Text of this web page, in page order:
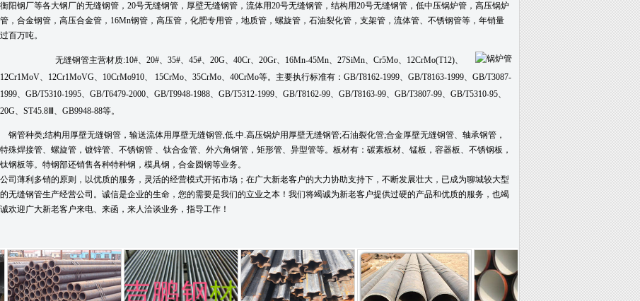
衡阳钢厂等各大钢厂的无缝钢管，20号无缝钢管，厚壁无缝钢管，流体用20号无缝钢管，结构用20号无缝钢管，低中压锅炉管，高压锅炉
管，合金钢管，高压合金管，16Mn钢管，高压管，化肥专用管，地质管，螺旋管，石油裂化管，支架管，流体管、不锈钢管等，年销量
过百万吨。
无缝钢管主营材质:10#、20#、35#、45#、20G、40Cr、20Gr、16Mn-45Mn、27SiMn、Cr5Mo、12CrMo(T12)、
12Cr1MoV、12Cr1MoVG、10CrMo910、 15CrMo、35CrMo、40CrMo等。主要执行标准有：GB/T8162-1999、GB/T8163-1999、GB/T3087-
1999、GB/T5310-1995、GB/T6479-2000、GB/T9948-1988、GB/T5312-1999、GB/T8162-99、GB/T8163-99、GB/T3807-99、GB/T5310-95、
20G、ST45.8Ⅲ、GB9948-88等。
钢管种类;结构用厚壁无缝钢管，输送流体用厚壁无缝钢管,低.中.高压锅炉用厚壁无缝钢管;石油裂化管;合金厚壁无缝钢管、轴承钢管，
特殊焊接管、螺旋管，镀锌管、不锈钢管 、钛合金管、外六角钢管，矩形管、异型管等。板材有：碳素板材、锰板，容器板、不锈钢板，
钛钢板等。特钢部还销售各种特种钢，模具钢，合金圆钢等业务。
公司薄利多销的原则，以优质的服务，灵活的经营模式开拓市场；在广大新老客户的大力协助支持下，不断发展壮大，已成为聊城较大型
的无缝钢管生产经营公司。诚信是企业的生命，您的需要是我们的立业之本！我们将竭诚为新老客户提供过硬的产品和优质的服务，也竭
诚欢迎广大新老客户来电、来函，来人洽谈业务，指导工作！